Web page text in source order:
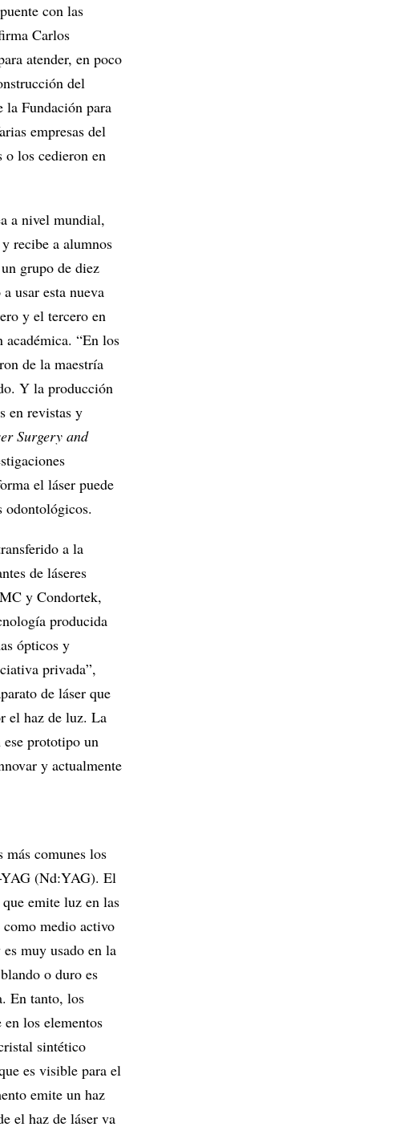
con las
Carlos
atender, en poco
del
la Fundación para
empresas del
los cedieron en
a nivel mundial,
recibe a alumnos
grupo de diez
usar esta nueva
y el tercero en
“En los
de la maestría
Y la producción
en revistas y
Surgery and
el láser puede
odontológicos.
a la
de láseres
y Condortek,
producida
ópticos y
privada”,
de láser que
el haz de luz. La
prototipo un
y actualmente
más comunes los
(Nd:YAG). El
emite luz en las
medio activo
muy usado en la
o duro es
En tanto, los
los elementos
sintético
es visible para el
emite un haz
el haz de láser va